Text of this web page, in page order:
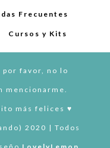
Frecuentes
Cursos y Kits
por favor, no lo
mencionarme.
más felices ♥︎
2020 | Todos